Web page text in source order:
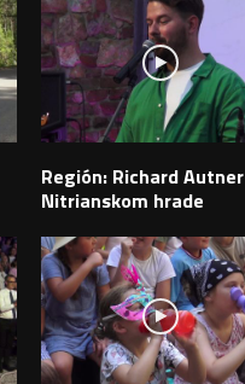
Región: Richard
Nitrianskom hrade